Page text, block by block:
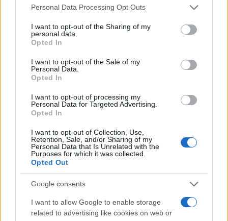
Please note that this website/app uses one or more Google
not limited to your visit or usage behaviour. You may click to
grant or deny consent to Google and its third-party tags to
use your data for below specified purposes in below Google
consent section.
Personal Data Processing Opt Outs
I want to opt-out of the Sharing of my
personal data.
Opted In
I want to opt-out of the Sale of my
Personal Data.
Opted In
I want to opt-out of processing my
Personal Data for Targeted Advertising.
Opted In
I want to opt-out of Collection, Use,
Retention, Sale, and/or Sharing of my
Personal Data that Is Unrelated with the
Purposes for which it was collected.
Opted Out
Google consents
I want to allow Google to enable storage
related to advertising like cookies on web or